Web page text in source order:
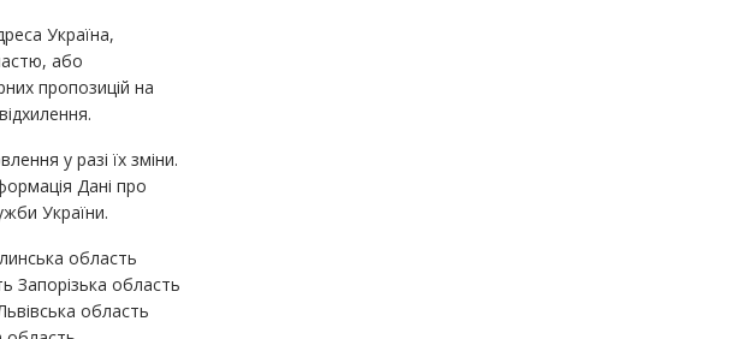
Україна,
або
пропозицій на
у разі їх зміни.
Дані про
України.
область
Запорізька область
область